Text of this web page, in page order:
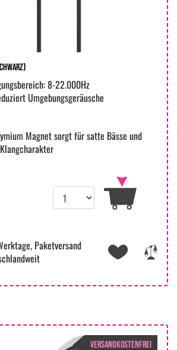
8-22.000Hz
Umgebungsgeräusche
Magnet sorgt für satte Bässe und
Paketversand
VERSANDKOSTENFREI